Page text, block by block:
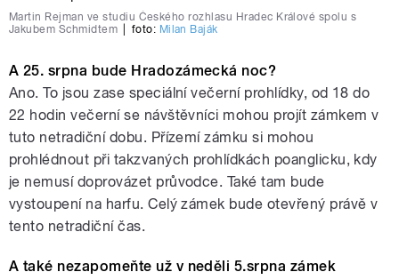
Martin Rejman ve studiu Českého rozhlasu Hradec Králové spolu s
Jakubem Schmidtem
foto: Milan Baják
A 25. srpna bude Hradozámecká noc?
Ano. To jsou zase speciální večerní prohlídky, od 18 do
22 hodin večerní se návštěvníci mohou projít zámkem v
tuto netradiční dobu. Přízemí zámku si mohou
prohlédnout při takzvaných prohlídkách poanglicku, kdy
je nemusí doprovázet průvodce. Také tam bude
vystoupení na harfu. Celý zámek bude otevřený právě v
tento netradiční čas.
A také nezapomeňte už v neděli 5.srpna zámek